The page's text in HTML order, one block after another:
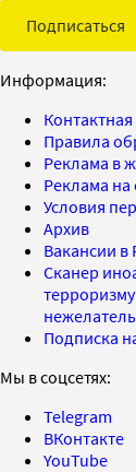
Подписаться
Информация:
Правила
Реклама в
Реклама на
Условия
Архив
Вакансии в
Сканер
Подписка
Мы в соцсетях:
Telegram
ВКонтакте
YouTube